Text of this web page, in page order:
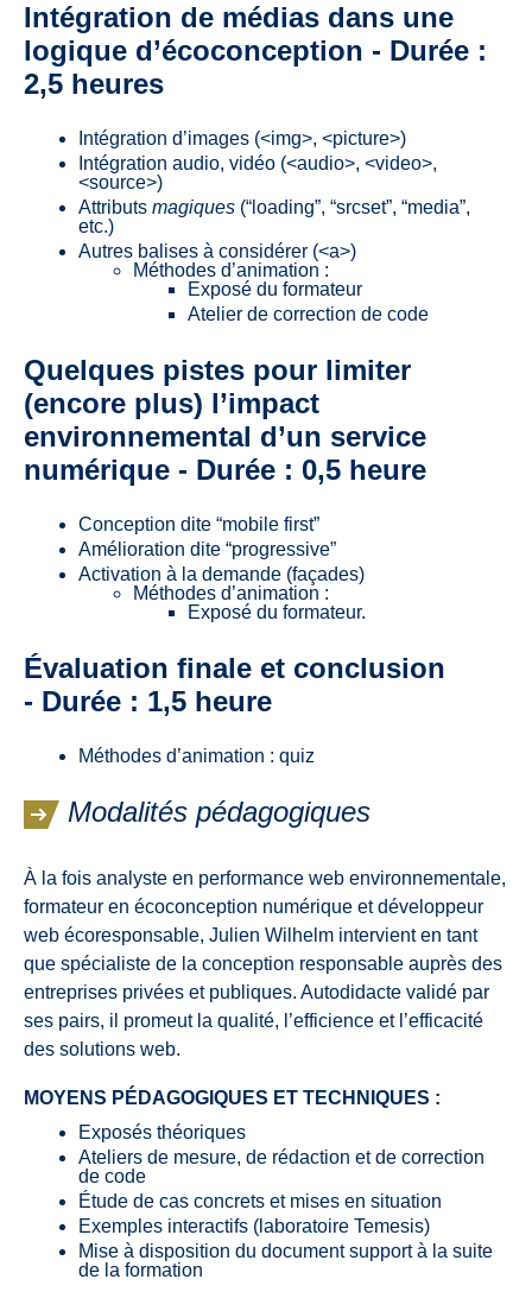
Intégration de médias dans une
logique d’écoconception - Durée :
2,5 heures
Intégration d’images (<img>, <picture>)
Intégration audio, vidéo (<audio>, <video>,
<source>)
Attributs magiques (“loading”, “srcset”, “media”,
etc.)
Autres balises à considérer (<a>)
Méthodes d’animation :
Exposé du formateur
Atelier de correction de code
Quelques pistes pour limiter
(encore plus) l’impact
environnemental d’un service
numérique - Durée : 0,5 heure
Conception dite “mobile first”
Amélioration dite “progressive”
Activation à la demande (façades)
Méthodes d’animation :
Exposé du formateur.
Évaluation finale et conclusion
- Durée : 1,5 heure
Méthodes d’animation : quiz
Modalités pédagogiques
À la fois analyste en performance web environnementale,
formateur en écoconception numérique et développeur
web écoresponsable, Julien Wilhelm intervient en tant
que spécialiste de la conception responsable auprès des
entreprises privées et publiques. Autodidacte validé par
ses pairs, il promeut la qualité, l’efficience et l’efficacité
des solutions web.
MOYENS PÉDAGOGIQUES ET TECHNIQUES :
Exposés théoriques
Ateliers de mesure, de rédaction et de correction
de code
Étude de cas concrets et mises en situation
Exemples interactifs (laboratoire Temesis)
Mise à disposition du document support à la suite
de la formation